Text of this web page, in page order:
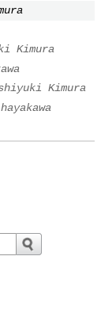
Kimura
Kimura
hayakawa